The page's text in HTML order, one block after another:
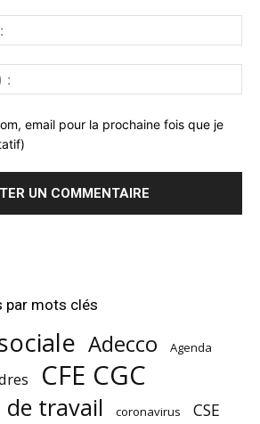
email pour la prochaine fois que je
par mots clés
Adecco Agenda
CFE CGC
de travail coronavirus CSE